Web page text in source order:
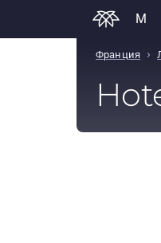
Франция ›